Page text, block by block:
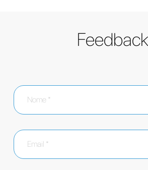
Feedback